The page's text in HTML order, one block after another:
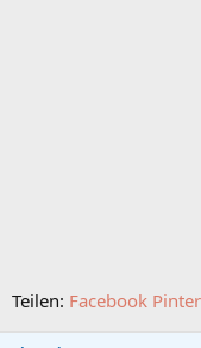
Teilen: Facebook